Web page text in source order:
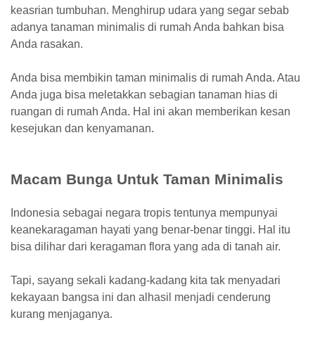
keasrian tumbuhan. Menghirup udara yang segar sebab
adanya tanaman minimalis di rumah Anda bahkan bisa
Anda rasakan.
Anda bisa membikin taman minimalis di rumah Anda. Atau
Anda juga bisa meletakkan sebagian tanaman hias di
ruangan di rumah Anda. Hal ini akan memberikan kesan
kesejukan dan kenyamanan.
Macam Bunga Untuk Taman Minimalis
Indonesia sebagai negara tropis tentunya mempunyai
keanekaragaman hayati yang benar-benar tinggi. Hal itu
bisa dilihar dari keragaman flora yang ada di tanah air.
Tapi, sayang sekali kadang-kadang kita tak menyadari
kekayaan bangsa ini dan alhasil menjadi cenderung
kurang menjaganya.